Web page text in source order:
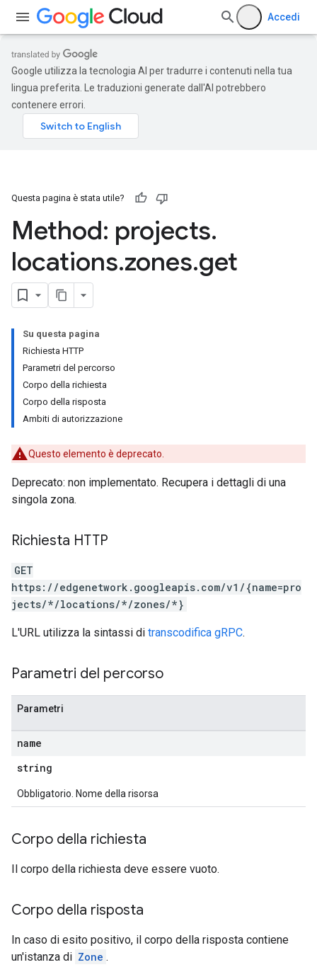
Accedi
Google utilizza la tecnologia AI per tradurre i contenuti nella tua
lingua preferita. Le traduzioni generate dall'AI potrebbero
contenere errori.
Questa pagina è stata utile?
Method: projects.
locations.zones.get
Su questa pagina
Richiesta HTTP
Parametri del percorso
Corpo della richiesta
Corpo della risposta
Ambiti di autorizzazione
Questo elemento è deprecato.
Deprecato: non implementato. Recupera i dettagli di una
singola zona.
Richiesta HTTP
GET
https://edgenetwork.googleapis.com/v1/{name=pro
jects/*/locations/*/zones/*}
L'URL utilizza la sintassi di transcodifica gRPC.
Parametri del percorso
Parametri
name
string
Obbligatorio. Nome della risorsa
Corpo della richiesta
Il corpo della richiesta deve essere vuoto.
Corpo della risposta
In caso di esito positivo, il corpo della risposta contiene
un'istanza di Zone .